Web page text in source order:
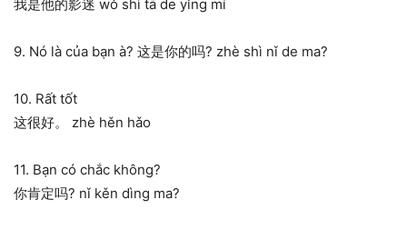
我是他的影迷 wǒ shì tā de yǐng mí
9. Nó là của bạn à? 这是你的吗? zhè shì nǐ de ma?
10. Rất tốt
这很好。 zhè hěn hǎo
11. Bạn có chắc không?
你肯定吗? nǐ kěn dìng ma?